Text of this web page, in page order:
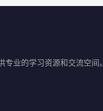
业的学习资源和交流空间。